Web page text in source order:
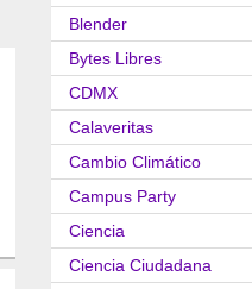
Blender
Bytes Libres
CDMX
Calaveritas
Cambio Climático
Campus Party
Ciencia
Ciencia Ciudadana